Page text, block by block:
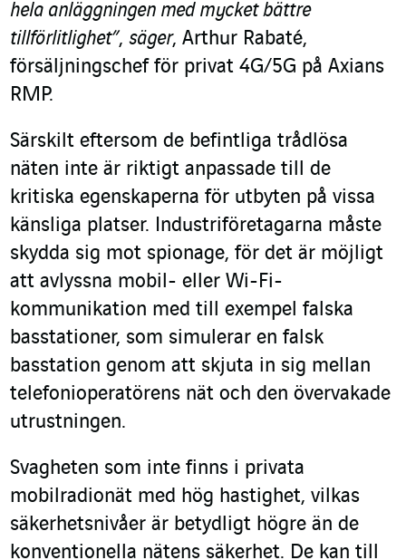
hela anläggningen med mycket bättre
tillförlitlighet”, säger, Arthur Rabaté,
försäljningschef för privat 4G/5G på Axians
RMP.
Särskilt eftersom de befintliga trådlösa
näten inte är riktigt anpassade till de
kritiska egenskaperna för utbyten på vissa
känsliga platser. Industriföretagarna måste
skydda sig mot spionage, för det är möjligt
att avlyssna mobil- eller Wi-Fi-
kommunikation med till exempel falska
basstationer, som simulerar en falsk
basstation genom att skjuta in sig mellan
telefonioperatörens nät och den övervakade
utrustningen.
Svagheten som inte finns i privata
mobilradionät med hög hastighet, vilkas
säkerhetsnivåer är betydligt högre än de
konventionella nätens säkerhet. De kan till